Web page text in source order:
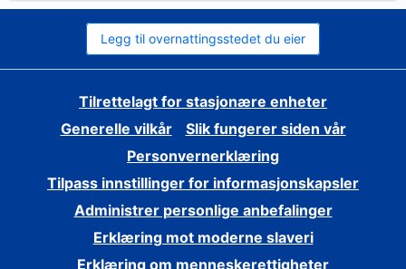
Legg til overnattingsstedet du eier
Tilrettelagt for stasjonære enheter
Generelle vilkår
Slik fungerer siden vår
Personvernerklæring
Tilpass innstillinger for informasjonskapsler
Administrer personlige anbefalinger
Erklæring mot moderne slaveri
Erklæring om menneskerettigheter